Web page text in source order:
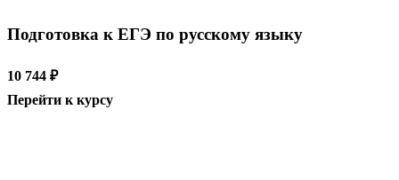
Подготовка к ЕГЭ по русскому языку
10 744 ₽
Перейти к курсу